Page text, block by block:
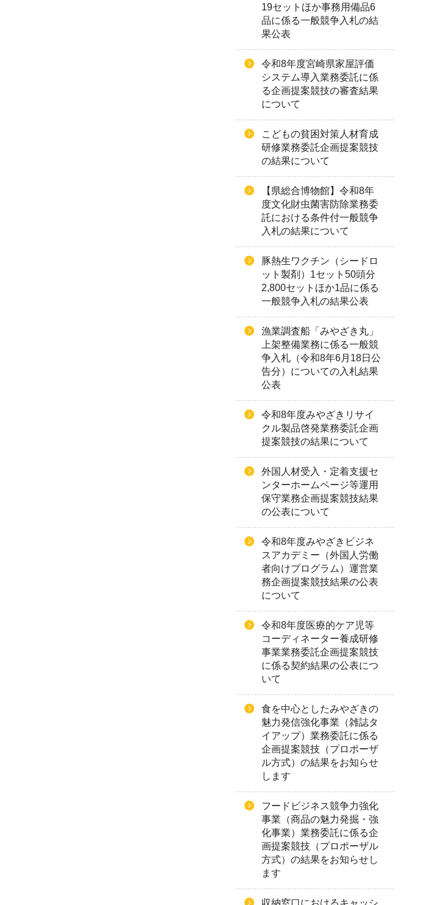
19セットほか事務用備品6
品に係る一般競争入札の結
果公表
令和8年度宮崎県家屋評価
システム導入業務委託に係
る企画提案競技の審査結果
について
こどもの貧困対策人材育成
研修業務委託企画提案競技
の結果について
【県総合博物館】令和8年
度文化財虫菌害防除業務委
託における条件付一般競争
入札の結果について
豚熱生ワクチン（シードロ
ット製剤）1セット50頭分
2,800セットほか1品に係る
一般競争入札の結果公表
漁業調査船「みやざき丸」
上架整備業務に係る一般競
争入札（令和8年6月18日公
告分）についての入札結果
公表
令和8年度みやざきリサイ
クル製品啓発業務委託企画
提案競技の結果について
外国人材受入・定着支援セ
ンターホームページ等運用
保守業務企画提案競技結果
の公表について
令和8年度みやざきビジネ
スアカデミー（外国人労働
者向けプログラム）運営業
務企画提案競技結果の公表
について
令和8年度医療的ケア児等
コーディネーター養成研修
事業業務委託企画提案競技
に係る契約結果の公表につ
いて
食を中心としたみやざきの
魅力発信強化事業（雑誌タ
イアップ）業務委託に係る
企画提案競技（プロポーザ
ル方式）の結果をお知らせ
します
フードビジネス競争力強化
事業（商品の魅力発掘・強
化事業）業務委託に係る企
画提案競技（プロポーザル
方式）の結果をお知らせし
ます
収納窓口におけるキャッシ